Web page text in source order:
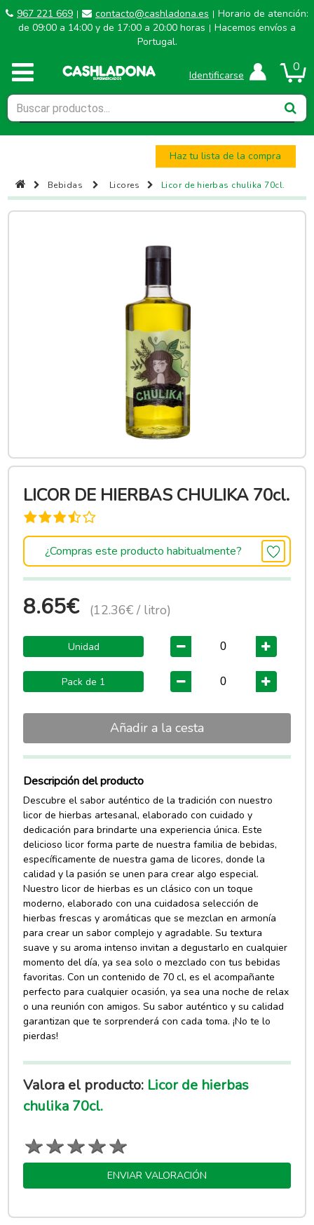
967 221 669 | contacto@cashladona.es | Horario de atención:
de 09:00 a 14:00 y de 17:00 a 20:00 horas | Hacemos envíos a
Portugal.
0
Identificarse
Haz tu lista de la compra
Bebidas Licores Licor de hierbas chulika 70cl.
LICOR DE HIERBAS CHULIKA 70cl.
¿Compras este producto habitualmente?
8.65€ (12.36€ / litro)
Unidad
Pack de 1
Añadir a la cesta
Descripción del producto
Descubre el sabor auténtico de la tradición con nuestro
licor de hierbas artesanal, elaborado con cuidado y
dedicación para brindarte una experiencia única. Este
delicioso licor forma parte de nuestra familia de bebidas,
específicamente de nuestra gama de licores, donde la
calidad y la pasión se unen para crear algo especial.
Nuestro licor de hierbas es un clásico con un toque
moderno, elaborado con una cuidadosa selección de
hierbas frescas y aromáticas que se mezclan en armonía
para crear un sabor complejo y agradable. Su textura
suave y su aroma intenso invitan a degustarlo en cualquier
momento del día, ya sea solo o mezclado con tus bebidas
favoritas. Con un contenido de 70 cl, es el acompañante
perfecto para cualquier ocasión, ya sea una noche de relax
o una reunión con amigos. Su sabor auténtico y su calidad
garantizan que te sorprenderá con cada toma. ¡No te lo
pierdas!
Valora el producto: Licor de hierbas
chulika 70cl.
ENVIAR VALORACIÓN